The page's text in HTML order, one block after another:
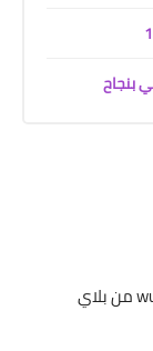
لتشغيل التطبيق يجب ان تحميل تطبيق wuffy play من بلاي